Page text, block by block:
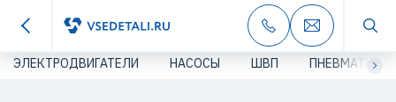
ЭЛЕКТРОДВИГАТЕЛИ НАСОСЫ ШВП ПНЕВМАТИКА